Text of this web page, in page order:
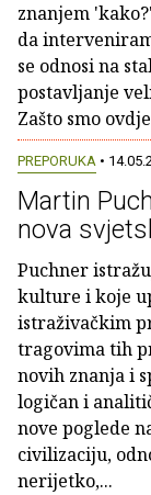
znanjem
da
se odnosi na
postavljanje
Zašto smo
PREPORUKA •
Martin
nova
Puchner
kulture i koje
istraživačkim
tragovima tih
novih znanja i
logičan i
nove poglede
civilizaciju,
nerijetko,...